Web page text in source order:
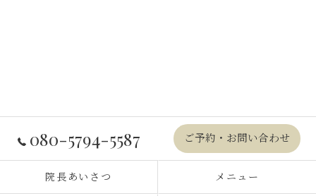
080-5794-5587 ご予約・お問い合わせ
院長あいさつ メニュー